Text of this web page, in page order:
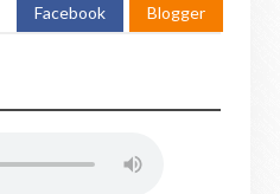
Facebook Blogger